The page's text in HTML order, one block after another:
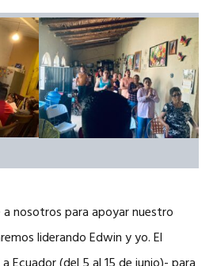
nosotros para apoyar nuestro
liderando Edwin y yo. El